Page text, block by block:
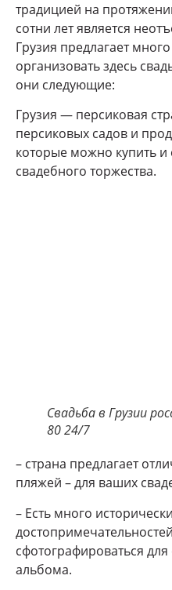
традицией на
сотни лет является
Грузия предлагает
организовать здесь
они следующие:
Грузия — персиковая
персиковых садов и
которые можно купить и
свадебного торжества.
Свадьба в Грузии
80 24/7
– страна предлагает
пляжей – для ваших
– Есть много
сфотографироваться
альбома.